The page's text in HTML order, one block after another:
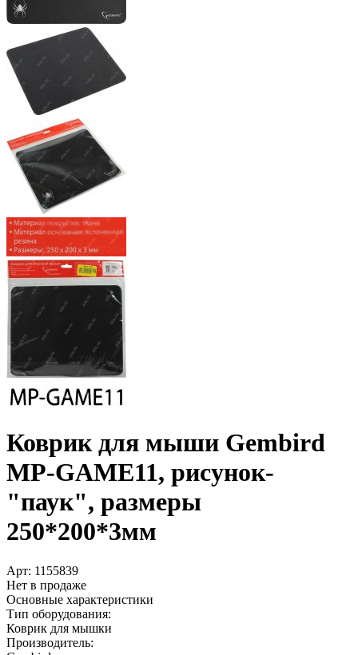
Коврик для мыши Gembird
MP-GAME11, рисунок-
"паук", размеры
250*200*3мм
Арт: 1155839
Нет в продаже
Основные характеристики
Тип оборудования:
Коврик для мышки
Производитель: